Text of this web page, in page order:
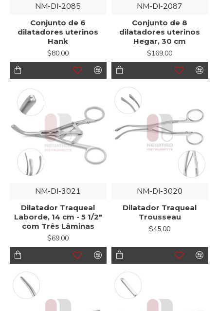
NM-DI-2085
Conjunto de 6
dilatadores uterinos
Hank
$80,00
NM-DI-2087
Conjunto de 8
dilatadores uterinos
Hegar, 30 cm
$169,00
NM-DI-3021
Dilatador Traqueal
Laborde, 14 cm - 5 1/2"
com Três Lâminas
$69,00
NM-DI-3020
Dilatador Traqueal
Trousseau
$45,00